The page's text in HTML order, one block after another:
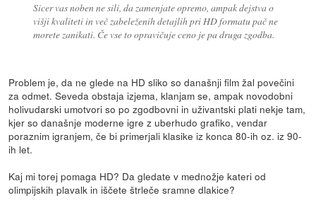
Sicer vas noben ne sili, da zamenjate opremo, ampak dejstva o
višji kvaliteti in več zabeleženih detajlih pri HD formatu pač ne
morete zanikati. Če vse to opravičuje ceno je pa druga zgodba.
Problem je, da ne glede na HD sliko so današnji film žal povečini
za odmet. Seveda obstaja izjema, klanjam se, ampak novodobni
holivudarski umotvori so po zgodbovni in uživantski plati nekje tam,
kjer so današnje moderne igre z uberhudo grafiko, vendar
poraznim igranjem, če bi primerjali klasike iz konca 80-ih oz. iz 90-
ih let.
Kaj mi torej pomaga HD? Da gledate v mednožje kateri od
olimpijskih plavalk in iščete štrleče sramne dlakice?